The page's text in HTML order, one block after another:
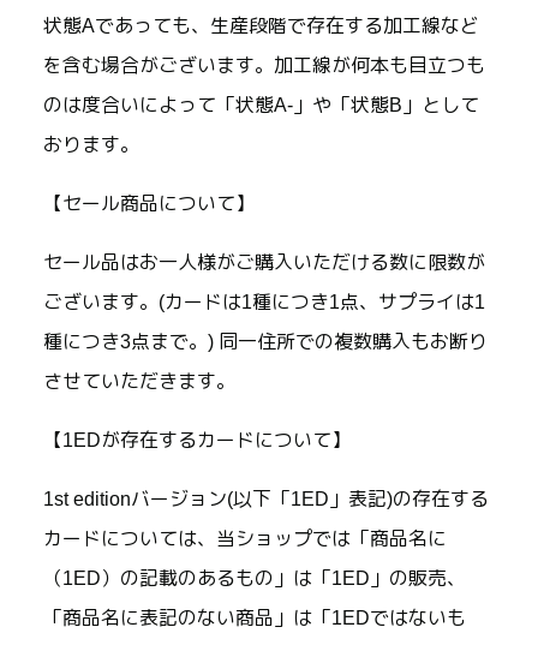
状態Aであっても、生産段階で存在する加工線など
を含む場合がございます。加工線が何本も目立つも
のは度合いによって「状態A-」や「状態B」として
おります。
【セール商品について】
セール品はお一人様がご購入いただける数に限数が
ございます。(カードは1種につき1点、サプライは1
種につき3点まで。) 同一住所での複数購入もお断り
させていただきます。
【1EDが存在するカードについて】
1st editionバージョン(以下「1ED」表記)の存在する
カードについては、当ショップでは「商品名に
（1ED）の記載のあるもの」は「1ED」の販売、
「商品名に表記のない商品」は「1EDではないも